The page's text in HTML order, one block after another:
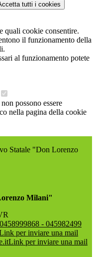
tutti i cookies
quali cookie consentire.
il funzionamento della
al funzionamento potete
possono essere
nella pagina della cookie
Statale "Don Lorenzo
Milani"
- 045982499
per inviare una mail
Link per inviare una mail